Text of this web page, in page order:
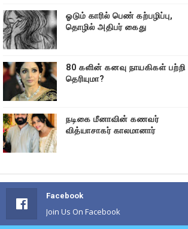
ஓடும் காரில் பெண் கற்பழிப்பு,
தொழில் அதிபர் கைது
80 களின் கனவு நாயகிகள் பற்றி
தெரியுமா?
நடிகை மீனாவின் கணவர்
வித்யாசாகர் காலமானார்
Facebook
Join Us On Facebook